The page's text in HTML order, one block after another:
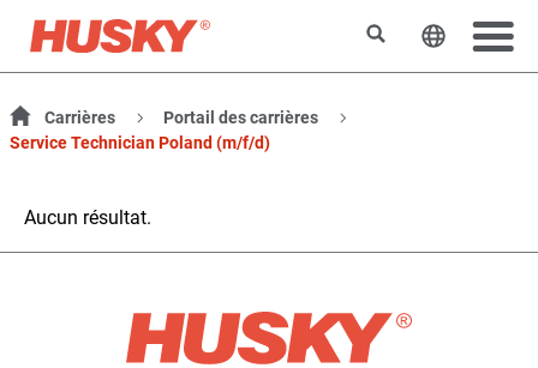
RechercherChanger
Carrières
Portail des carrières
Service Technician Poland (m/f/d)
Aucun résultat.